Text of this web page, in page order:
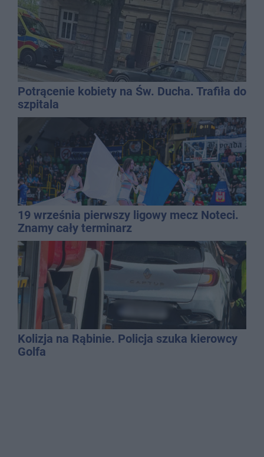
Potrącenie kobiety na Św. Ducha. Trafiła do
szpitala
19 września pierwszy ligowy mecz Noteci.
Znamy cały terminarz
Kolizja na Rąbinie. Policja szuka kierowcy
Golfa